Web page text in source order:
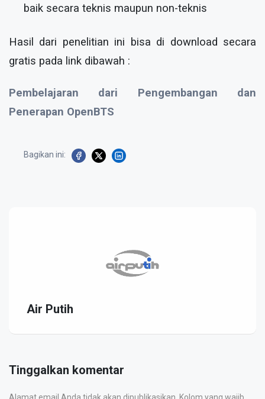
baik secara teknis maupun non-teknis
Hasil dari penelitian ini bisa di download secara
gratis pada link dibawah :
Pembelajaran dari Pengembangan dan
Penerapan OpenBTS
Bagikan ini:
Air Putih
Tinggalkan komentar